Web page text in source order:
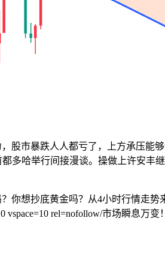
股市暴跌人人都亏了，上方承压能
都多哈举行间接漫谈。操做上许安
想抄底黄金吗？从4小时行情走势
rel=nofollow/市场瞬息万变！